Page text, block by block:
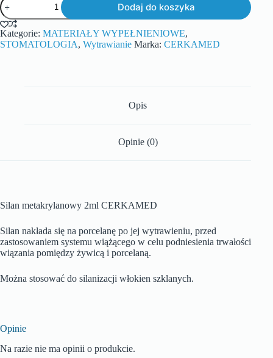
Dodaj do koszyka
Kategorie: MATERIAŁY WYPEŁNIENIOWE,
STOMATOLOGIA, Wytrawianie Marka: CERKAMED
Opis
Opinie (0)
Silan metakrylanowy 2ml CERKAMED
Silan nakłada się na porcelanę po jej wytrawieniu, przed
zastosowaniem systemu wiążącego w celu podniesienia trwałości
wiązania pomiędzy żywicą i porcelaną.
Można stosować do silanizacji włokien szklanych.
Opinie
Na razie nie ma opinii o produkcie.